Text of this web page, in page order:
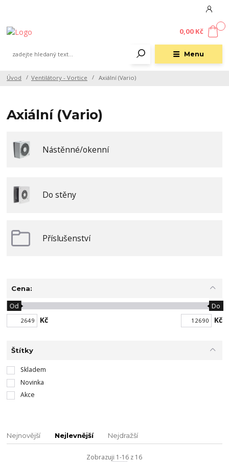
Menu
0,00 Kč
Úvod Ventilátory - Vortice Axiální (Vario)
Axiální (Vario)
Nástěnné/okenní
Do stěny
Příslušenství
Cena:
Kč
Od Do
Kč
Štítky
Skladem
Novinka
Akce
Nejnovější Nejlevnější Nejdražší
Zobrazuji 1-16 z 16